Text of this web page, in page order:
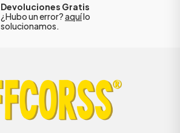
Devoluciones Gratis
¿Hubo un error?aquílo
solucionamos.